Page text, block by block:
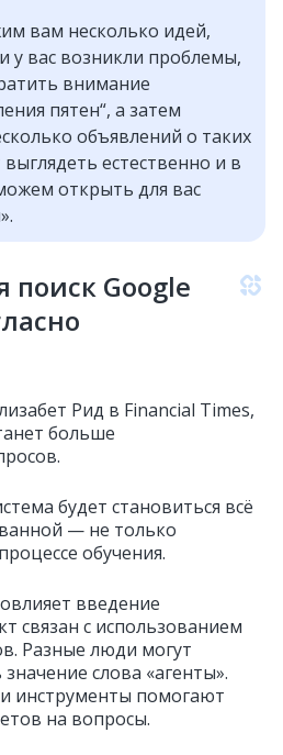
вам несколько идей,
у вас возникли проблемы,
внимание
пятен“, а затем
объявлений о таких
выглядеть естественно и в
открыть для вас
поиск Google
Рид в Financial Times,
больше
будет становиться всё
— не только
обучения.
введение
связан с использованием
Разные люди могут
слова «агенты».
инструменты помогают
на вопросы.